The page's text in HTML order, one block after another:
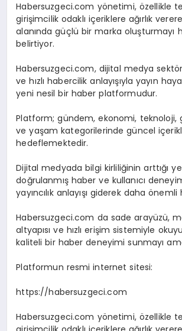
Habersuzgeci.com yönetimi, özellikle
girişimcilik odaklı içeriklere ağırlık
alanında güçlü bir marka oluşturmayı
belirtiyor.
Habersuzgeci.com, dijital medya
ve hızlı habercilik anlayışıyla yayın
yeni nesil bir haber platformudur.
Platform; gündem, ekonomi, teknoloji,
ve yaşam kategorilerinde güncel
hedeflemektedir.
Dijital medyada bilgi kirliliğinin arttığı
doğrulanmış haber ve kullanıcı
yayıncılık anlayışı giderek daha
Habersuzgeci.com da sade arayüzü,
altyapısı ve hızlı erişim sistemiyle
kaliteli bir haber deneyimi sunmayı
Platformun resmi internet sitesi:
https://habersuzgeci.com
Habersuzgeci.com yönetimi, özellikle